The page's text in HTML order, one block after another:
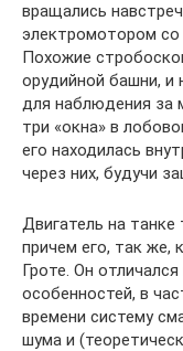
вращались
электромотором
Похожие
орудийной башни, и
для наблюдения за
три «окна» в
его находилась
через них, будучи
Двигатель на
причем его, так же,
Гроте. Он
особенностей, в
времени систему
шума и